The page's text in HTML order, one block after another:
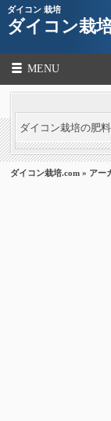
ダイコン 栽培
ダイコン栽
MENU
ダイコン栽培の肥
ダイコン栽培.com » アー